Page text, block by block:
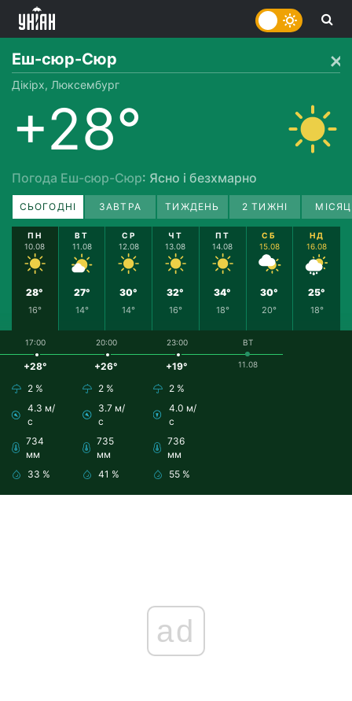
Еш-сюр-Сюр
Дікірх, Люксембург
+28°
Погода Еш-сюр-Сюр: Ясно і безхмарно
СЬОГОДНІ ЗАВТРА ТИЖДЕНЬ 2 ТИЖНІ
ПН
10.08
28°
16°
ВТ
11.08
27°
14°
СР
12.08
30°
14°
ЧТ
13.08
32°
16°
ПТ
14.08
34°
18°
СБ
15.08
30°
20°
НД
16.08
25°
18°
17:00
+28°
2 %
4.3 м/
с
734
мм
33 %
20:00
+26°
2 %
3.7 м/
с
735
мм
41 %
23:00
+19°
2 %
4.0 м/
с
736
мм
55 %
ВТ
11.08
ad